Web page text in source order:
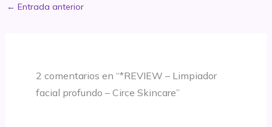
← Entrada anterior
2 comentarios en “*REVIEW – Limpiador
facial profundo – Circe Skincare”